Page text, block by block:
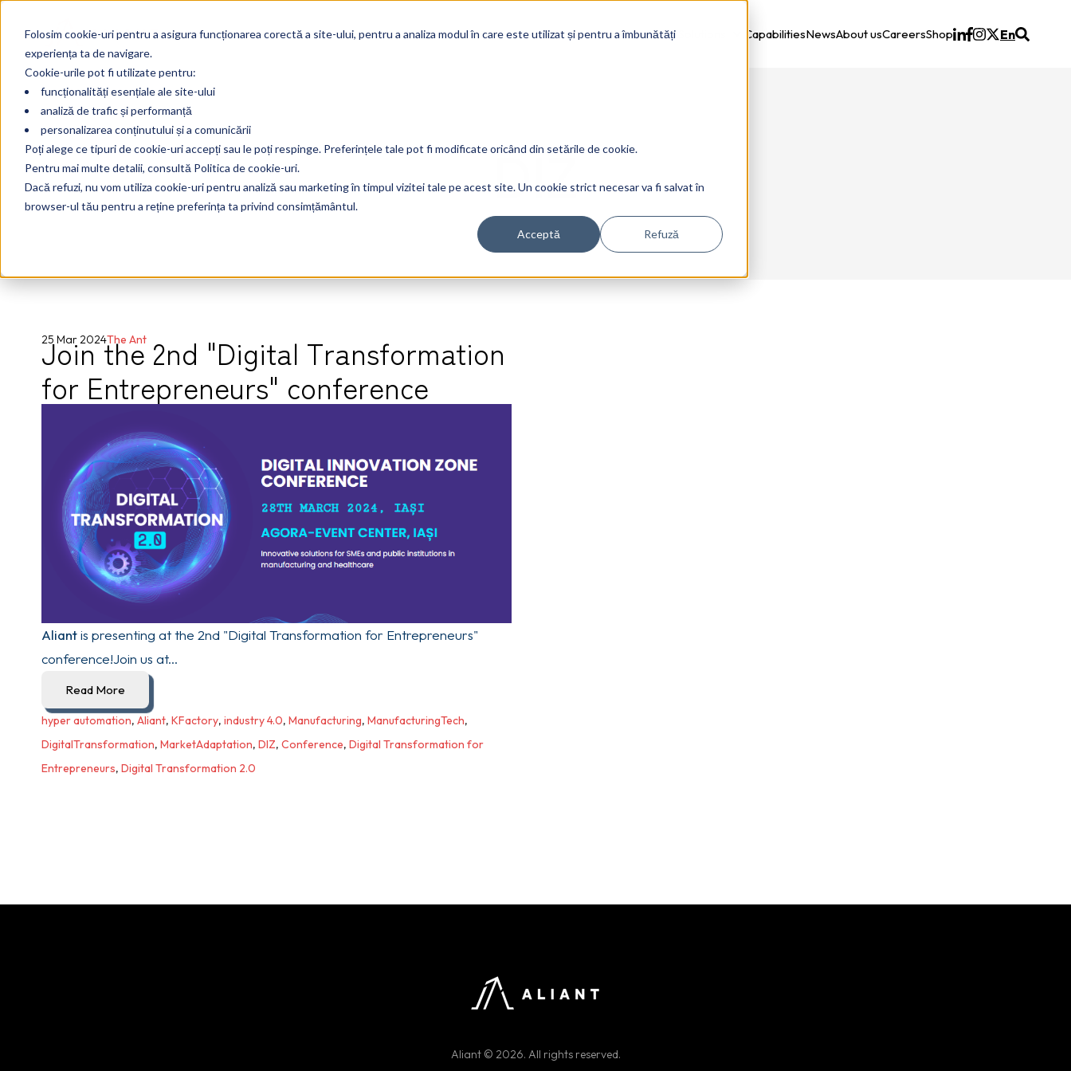
Folosim cookie-uri pentru a asigura funcționarea corectă a site-ului, pentru a analiza modul în care este utilizat și pentru a îmbunătăți
experiența ta de navigare.
Cookie-urile pot fi utilizate pentru:
funcționalități esențiale ale site-ului
analiză de trafic și performanță
personalizarea conținutului și a comunicării
Poți alege ce tipuri de cookie-uri accepți sau le poți respinge. Preferințele tale pot fi modificate oricând din setările de cookie.
Pentru mai multe detalii, consultă Politica de cookie-uri.
Dacă refuzi, nu vom utiliza cookie-uri pentru analiză sau marketing în timpul vizitei tale pe acest site. Un cookie strict necesar va fi salvat în
browser-ul tău pentru a reține preferința ta privind consimțământul.
Acceptă Refuză
Solutions
CapabilitiesNewsAbout usCareersShop En
DIZ
Join the 2nd "Digital Transformation
for Entrepreneurs" conference
25 Mar 2024The Ant
Aliantis presenting at the 2nd "Digital Transformation for Entrepreneurs"
conference!Join us at...
Read More
hyper automation, Aliant, KFactory, industry 4.0, Manufacturing, ManufacturingTech,
DigitalTransformation, MarketAdaptation, DIZ, Conference, Digital Transformation for
Entrepreneurs, Digital Transformation 2.0
Aliant © 2026. All rights reserved.